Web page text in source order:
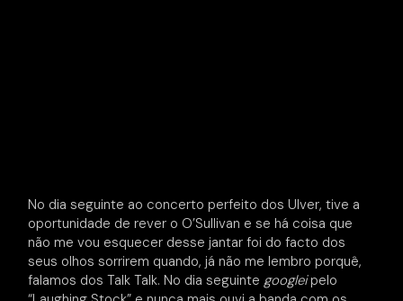
No dia seguinte ao concerto perfeito dos Ulver, tive a
oportunidade de rever o O’Sullivan e se há coisa que
não me vou esquecer desse jantar foi do facto dos
seus olhos sorrirem quando, já não me lembro porquê,
falamos dos Talk Talk. No dia seguintegoogleipelo